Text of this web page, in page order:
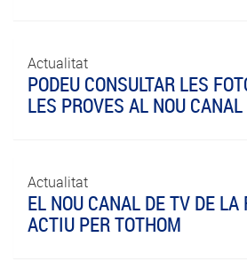
Actualitat
PODEU CONSULTAR LES
LES PROVES AL NOU
Actualitat
EL NOU CANAL DE TV DE
ACTIU PER TOTHOM